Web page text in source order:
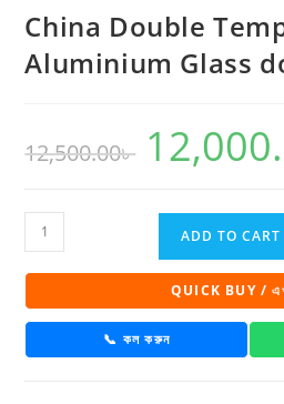
quantity
China Double
Aluminium Glass
12,500.00৳
Original
price
was:
China
Double
Tempered
Aluminium
door
ADD TO CART
QUICK BUY /
📞 কল করুন